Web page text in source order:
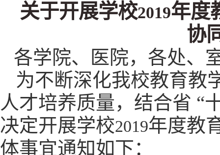
关于开展学校2019年度
协
各学院、医院，各处、
为不断深化我校教育教
人才培养质量，结合省 “
决定开展学校2019年度教
体事宜通知如下：